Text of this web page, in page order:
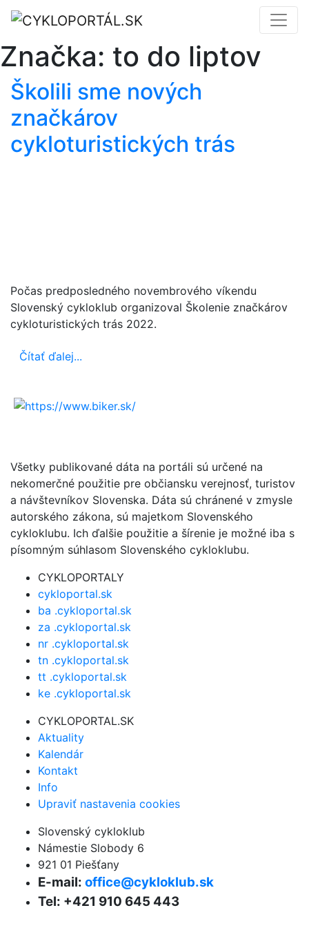
Značka: to do liptov
Školili sme nových
značkárov
cykloturistických trás
Počas predposledného novembrového víkendu
Slovenský cykloklub organizoval Školenie značkárov
cykloturistických trás 2022.
Čítať ďalej...
Všetky publikované dáta na portáli sú určené na
nekomerčné použitie pre občiansku verejnosť, turistov
a návštevníkov Slovenska. Dáta sú chránené v zmysle
autorského zákona, sú majetkom Slovenského
cykloklubu. Ich ďalšie použitie a šírenie je možné iba s
písomným súhlasom Slovenského cykloklubu.
CYKLOPORTALY
cykloportal.sk
ba .cykloportal.sk
za .cykloportal.sk
nr .cykloportal.sk
tn .cykloportal.sk
tt .cykloportal.sk
ke .cykloportal.sk
CYKLOPORTAL.SK
Aktuality
Kalendár
Kontakt
Info
Upraviť nastavenia cookies
Slovenský cykloklub
Námestie Slobody 6
921 01 Piešťany
E-mail: office@cykloklub.sk
Tel: +421 910 645 443